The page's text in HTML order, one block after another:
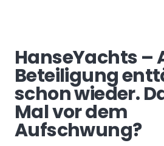
HanseYachts –
Beteiligung
schon wieder.
Mal vor dem
Aufschwung?